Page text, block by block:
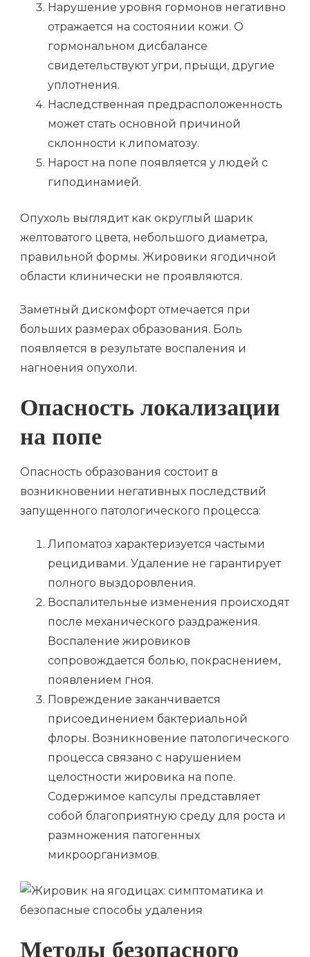
Нарушение уровня гормонов негативно
отражается на состоянии кожи. О
гормональном дисбалансе
свидетельствуют угри, прыщи, другие
уплотнения.
Наследственная предрасположенность
может стать основной причиной
склонности к липоматозу.
Нарост на попе появляется у людей с
гиподинамией.
Опухоль выглядит как округлый шарик
желтоватого цвета, небольшого диаметра,
правильной формы. Жировики ягодичной
области клинически не проявляются.
Заметный дискомфорт отмечается при
больших размерах образования. Боль
появляется в результате воспаления и
нагноения опухоли.
Опасность локализации
на попе
Опасность образования состоит в
возникновении негативных последствий
запущенного патологического процесса:
Липоматоз характеризуется частыми
рецидивами. Удаление не гарантирует
полного выздоровления.
Воспалительные изменения происходят
после механического раздражения.
Воспаление жировиков
сопровождается болью, покраснением,
появлением гноя.
Повреждение заканчивается
присоединением бактериальной
флоры. Возникновение патологического
процесса связано с нарушением
целостности жировика на попе.
Содержимое капсулы представляет
собой благоприятную среду для роста и
размножения патогенных
микроорганизмов.